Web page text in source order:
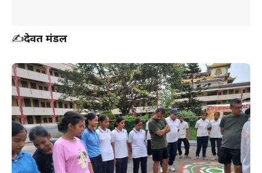
✍️देवब्रत मंडल